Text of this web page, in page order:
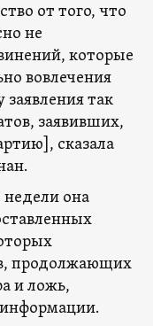
от того, что
не
которые
вовлечения
так
заявивших,
сказала
она
продолжающих
и ложь,